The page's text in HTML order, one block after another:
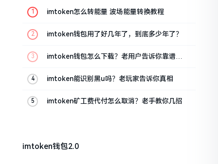
imtoken怎么转能量 波场能量转换教程
imtoken钱包用了好几年了，到底多少年了？
imtoken钱包怎么下载？老用户告诉你靠谱渠
imtoken能识别黑u吗？老玩家告诉你真相
imtoken矿工费代付怎么取消？老手教你几招
imtoken钱包2.0